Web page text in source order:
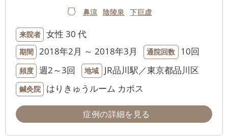
鼻涼 陰陵泉 下巨虚
来院者 女性 30 代
期間 2018年2月 ～ 2018年3月 通院回数 10回
頻度 週2～3回 地域 JR品川駅／東京都品川区
鍼灸院 はりきゅうルーム カポス
症例の詳細を見る